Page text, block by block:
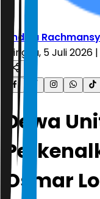
Andika
Minggu, 5 Juli 2026
Dewa
Osmar